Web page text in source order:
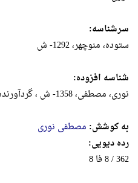
سرشناسه:
ستوده، منوچهر، 1292- ش
شناسه افزوده:
نوری، مصطفی، 1358- ش ، گردآورنده.
به کوشش: مصطفی نوری
رده دیویی:
362 / 8 فا 8